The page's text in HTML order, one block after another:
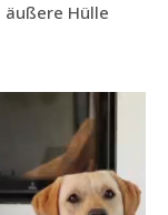
äußere Hülle